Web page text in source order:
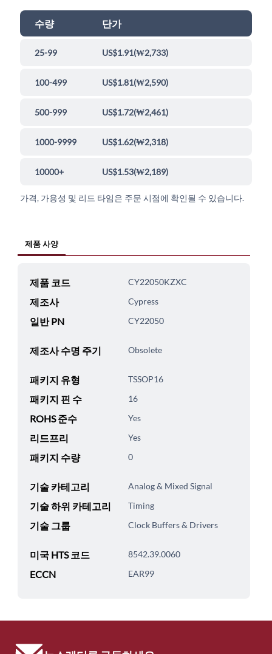
수량 단가
25-99 US$1.91(₩2,733)
100-499 US$1.81(₩2,590)
500-999 US$1.72(₩2,461)
1000-9999 US$1.62(₩2,318)
10000+ US$1.53(₩2,189)
가격, 가용성 및 리드 타임은 주문 시점에 확인될 수 있습니다.
제품 사양
제품 코드 CY22050KZXC
제조사 Cypress
일반 PN CY22050
제조사 수명 주기 Obsolete
패키지 유형 TSSOP16
패키지 핀 수 16
ROHS 준수 Yes
리드프리 Yes
패키지 수량 0
기술 카테고리 Analog & Mixed Signal
기술 하위 카테고리 Timing
기술 그룹 Clock Buffers & Drivers
미국 HTS 코드 8542.39.0060
ECCN EAR99